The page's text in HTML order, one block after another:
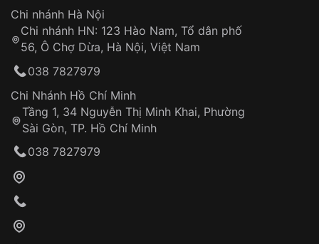
Hotline: 0585 215 215
Từ khóa SEO:
Khách hàng kiểm tra và thanh toán trực tiếp
Đảm bảo quyền lợi khách hàng
Đồng hành cùng khách hàng trong suốt quá
trình sử dụng
Chi nhánh Hà Nội
Chi nhánh HN: 123 Hào Nam, Tổ dân phố
56, Ô Chợ Dừa, Hà Nội, Việt Nam
038 7827979
Chi Nhánh Hồ Chí Minh
Tầng 1, 34 Nguyễn Thị Minh Khai, Phường
Sài Gòn, TP. Hồ Chí Minh
038 7827979